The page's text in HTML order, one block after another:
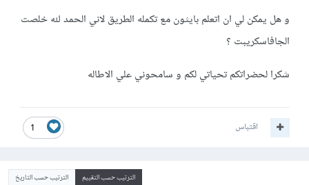
و هل يمكن لي ان اتعلم بايثون مع تكمله الطريق لاني الحمد لله خلصت
الجافاسكريبت ؟
شكرا لحضراتكم تحياتي لكم و سامحوني علي الاطاله
1 اقتباس
الترتيب حسب التقييم الترتيب حسب التاريخ